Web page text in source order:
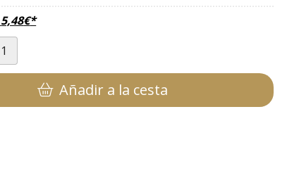
5,48€*
Añadir a la cesta